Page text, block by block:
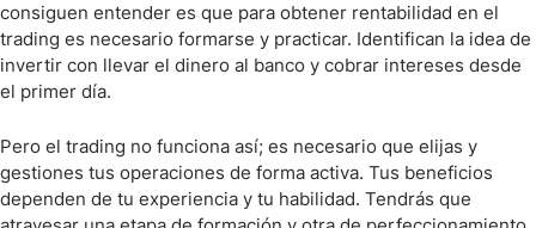
consiguen entender es que para obtener rentabilidad en el
trading es necesario formarse y practicar. Identifican la idea de
invertir con llevar el dinero al banco y cobrar intereses desde
el primer día.
Pero el trading no funciona así; es necesario que elijas y
gestiones tus operaciones de forma activa. Tus beneficios
dependen de tu experiencia y tu habilidad. Tendrás que